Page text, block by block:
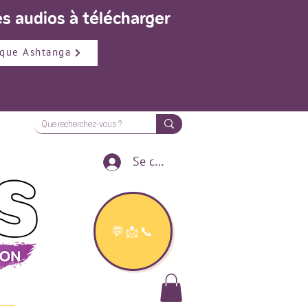
audios à télécharger
Ashtanga
Se connecter
💬📩📞